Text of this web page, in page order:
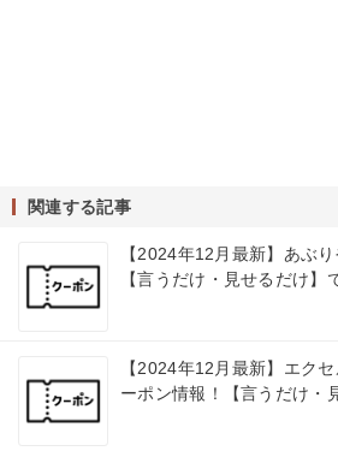
関連する記事
【2024年12月最新】あぶ
【言うだけ・見せるだけ】
【2024年12月最新】エク
ーポン情報！【言うだけ・